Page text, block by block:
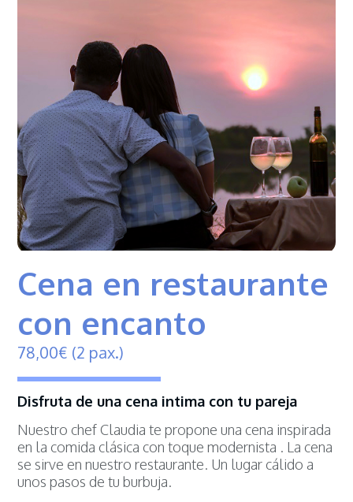
Cena en restaurante
con encanto
78,00€ (2 pax.)
Disfruta de una cena intima con tu pareja
Nuestro chef Claudia te propone una cena inspirada
en la comida clásica con toque modernista . La cena
se sirve en nuestro restaurante. Un lugar cálido a
unos pasos de tu burbuja.